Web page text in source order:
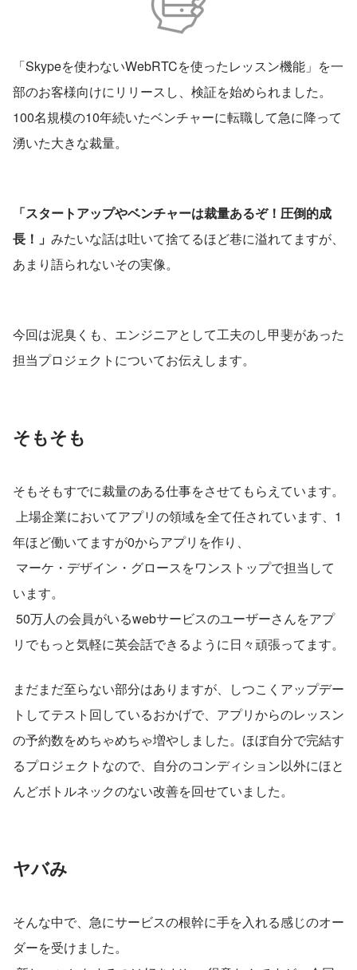
「Skypeを使わないWebRTCを使ったレッスン機能」を一
部のお客様向けにリリースし、検証を始められました。
100名規模の10年続いたベンチャーに転職して急に降って
湧いた大きな裁量。
「スタートアップやベンチャーは裁量あるぞ！圧倒的成
長！」 みたいな話は吐いて捨てるほど巷に溢れてますが、
あまり語られないその実像。
今回は泥臭くも、エンジニアとして工夫のし甲斐があった
担当プロジェクトについてお伝えします。
そもそも
そもそもすでに裁量のある仕事をさせてもらえています。
年ほど働いてますが0からアプリを作り、
います。
リでもっと気軽に英会話できるように日々頑張ってます。
まだまだ至らない部分はありますが、しつこくアップデー
トしてテスト回しているおかげで、アプリからのレッスン
の予約数をめちゃめちゃ増やしました。ほぼ自分で完結す
るプロジェクトなので、自分のコンディション以外にほと
んどボトルネックのない改善を回せていました。
ヤバみ
そんな中で、急にサービスの根幹に手を入れる感じのオー
ダーを受けました。